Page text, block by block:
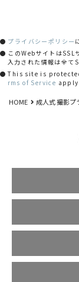
プライバシーポリシー
このWebサイトはSSL
入力された情報は全て
This site is
rms of Service
HOME 成人式 撮影プ